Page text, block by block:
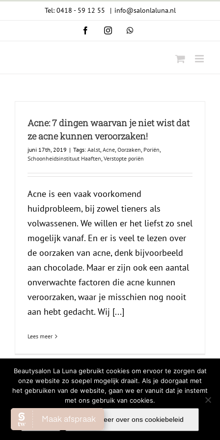
Tel: 0418 - 59 12 55 | info@salonlaluna.nl
FacebookInstagramWhatsApp
Acne: 7 dingen waarvan je niet wist dat
ze acne kunnen veroorzaken!
juni 17th, 2019 | Tags: Aalst Acne Oorzaken Poriën
Schoonheidsinstituut Haaften Verstopte poriën
Acne is een vaak voorkomend
huidprobleem, bij zowel tieners als
volwassenen. We willen er het liefst zo snel
mogelijk vanaf. En er is veel te lezen over
de oorzaken van acne, denk bijvoorbeeld
aan chocolade. Maar er zijn ook een aantal
onverwachte factoren die acne kunnen
veroorzaken, waar je misschien nog nooit
aan hebt gedacht. Wij [...]
Lees meer
© Copyright2026 | All Rights Reserved | Privacy Verklaring |Cookiebeleid
Facebook
Instagram
Beautysalon La Luna gebruikt cookies om ervoor te zorgen dat
onze website zo soepel mogelijk draait. Als je doorgaat met
het gebruiken van de website, gaan we er vanuit dat je instemt
met ons gebruik van cookies.
Ok Lees meer over ons cookiebeleid